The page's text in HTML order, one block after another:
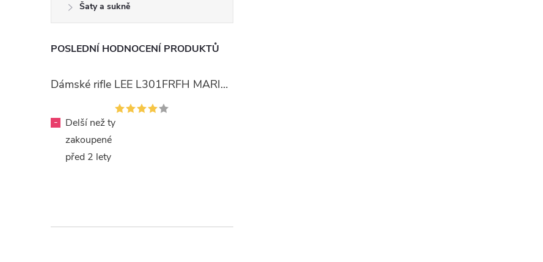
Šaty a sukně
POSLEDNÍ HODNOCENÍ PRODUKTŮ
Dámské rifle LEE L301FRFH MARION STRAIGHT RINSE
-
Delší než ty
zakoupené
před 2 lety